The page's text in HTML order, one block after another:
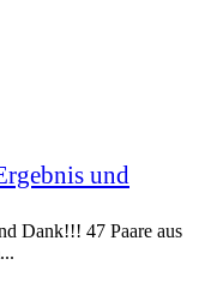
und
Dank!!! 47 Paare aus